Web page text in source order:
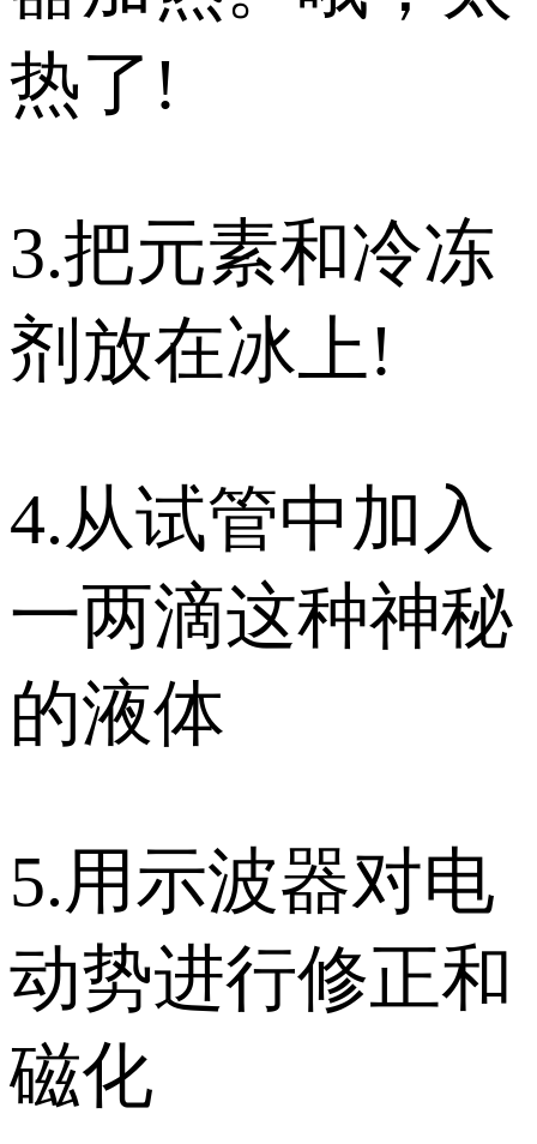
热了!
3.把元素和冷冻
剂放在冰上!
4.从试管中加入
一两滴这种神秘
的液体
5.用示波器对电
动势进行修正和
磁化